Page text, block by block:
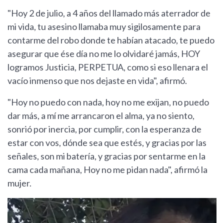
"Hoy 2 de julio, a 4 años del llamado más aterrador de
mi vida, tu asesino llamaba muy sigilosamente para
contarme del robo donde te habían atacado, te puedo
asegurar que ése día no me lo olvidaré jamás, HOY
logramos Justicia, PERPETUA, como si eso llenara el
vacío inmenso que nos dejaste en vida", afirmó.
"Hoy no puedo con nada, hoy no me exijan, no puedo
dar más, a mí me arrancaron el alma, ya no siento,
sonrió por inercia, por cumplir, con la esperanza de
estar con vos, dónde sea que estés, y gracias por las
señales, son mi batería, y gracias por sentarme en la
cama cada mañana, Hoy no me pidan nada", afirmó la
mujer.